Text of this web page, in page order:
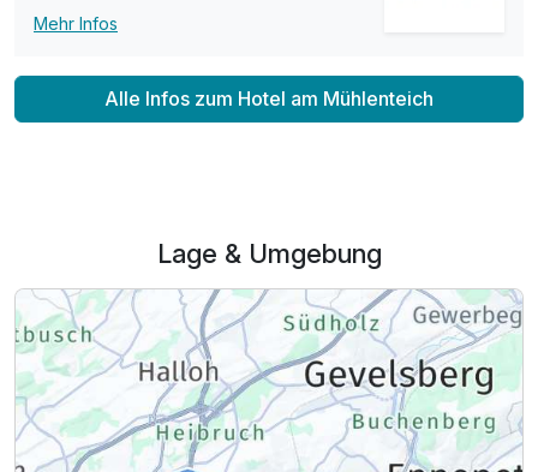
p.P. ab
Mehr Infos
Alle Infos zum Hotel am Mühlenteich
Lage & Umgebung